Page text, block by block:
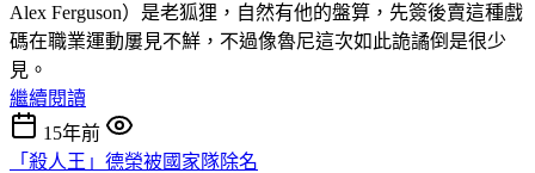
Alex Ferguson）是老狐狸，自然有他的盤算，先簽後賣這種戲
碼在職業運動屢見不鮮，不過像魯尼這次如此詭譎倒是很少
見。
繼續閱讀
15年前
「殺人王」德榮被國家隊除名